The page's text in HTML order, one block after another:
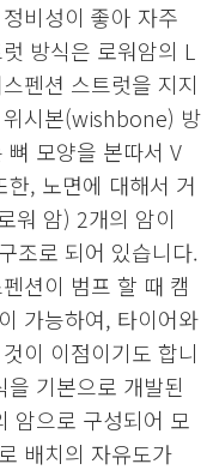
비성이 좋아 자주
방식은 로워암의 L
펜션 스트럿을 지지
위시본(wishbone) 방
모양을 본따서 V
, 노면에 대해서 거
워 암) 2개의 암이
조로 되어 있습니다.
션이 범프 할 때 캠
가능하여, 타이어와
이 이점이기도 합니
기본으로 개발된
암으로 구성되어 모
배치의 자유도가